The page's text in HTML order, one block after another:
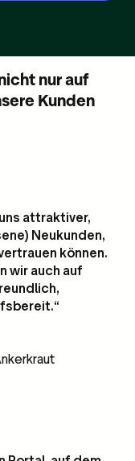
nur auf
Kunden
attraktiver,
Neukunden,
können.
wir auch auf